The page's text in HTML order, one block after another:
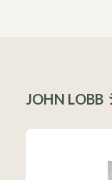
JOHN LOBB